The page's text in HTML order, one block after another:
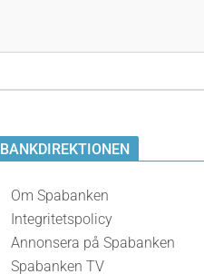
BANKDIREKTIONEN
Om Spabanken
Integritetspolicy
Annonsera på Spabanken
Spabanken TV